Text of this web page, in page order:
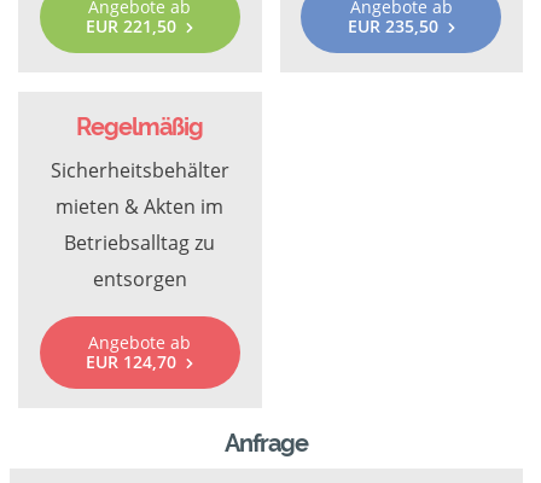
Angebote ab
EUR 221,50
Angebote ab
EUR 235,50
Regelmäßig
Sicherheitsbehälter
mieten & Akten im
Betriebsalltag zu
entsorgen
Angebote ab
EUR 124,70
Anfrage